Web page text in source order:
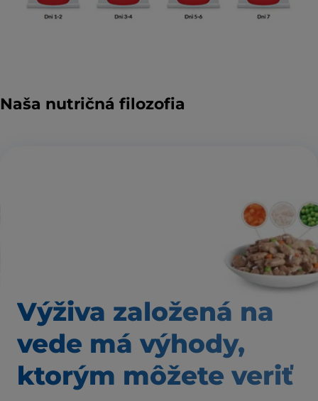
Naša nutričná filozofia
Výživa založená na
vede má výhody,
ktorým môžete veriť